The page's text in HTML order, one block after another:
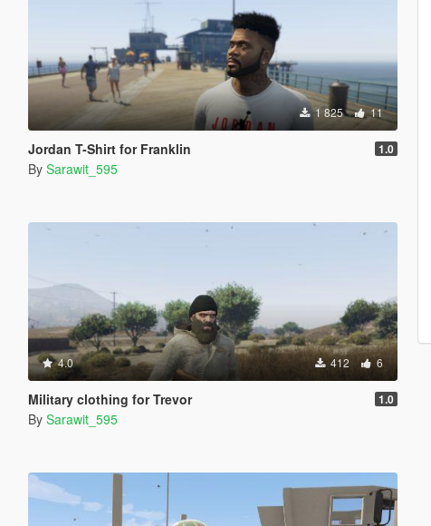
1 825 11
Jordan T-Shirt for Franklin 1.0
By Sarawit_595
4.0 412 6
Military clothing for Trevor 1.0
By Sarawit_595